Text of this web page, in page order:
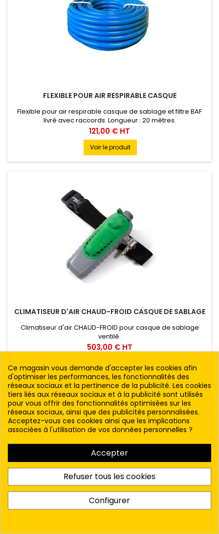
FLEXIBLE POUR AIR RESPIRABLE CASQUE
Flexible pour air respirable casque de sablage et filtre BAF
livré avec raccords. Longueur : 20 mètres.
Prix
121,00 € HT
Voir le produit
CLIMATISEUR D'AIR CHAUD-FROID CASQUE DE SABLAGE
Climatiseur d'air CHAUD-FROID pour casque de sablage
ventilé.
Prix
503,00 € HT
Voir le produit
RETOUR EN HAUT
PRODUITS 
NOTRE SOCIÉTÉ 
VOTRE COMPTE 
Ce magasin vous demande d'accepter les cookies afin
d'optimiser les performances, les fonctionnalités des
réseaux sociaux et la pertinence de la publicité. Les cookies
tiers liés aux réseaux sociaux et à la publicité sont utilisés
pour vous offrir des fonctionnalités optimisées sur les
réseaux sociaux, ainsi que des publicités personnalisées.
Acceptez-vous ces cookies ainsi que les implications
associées à l'utilisation de vos données personnelles ?
Accepter
Refuser tous les cookies
Configurer